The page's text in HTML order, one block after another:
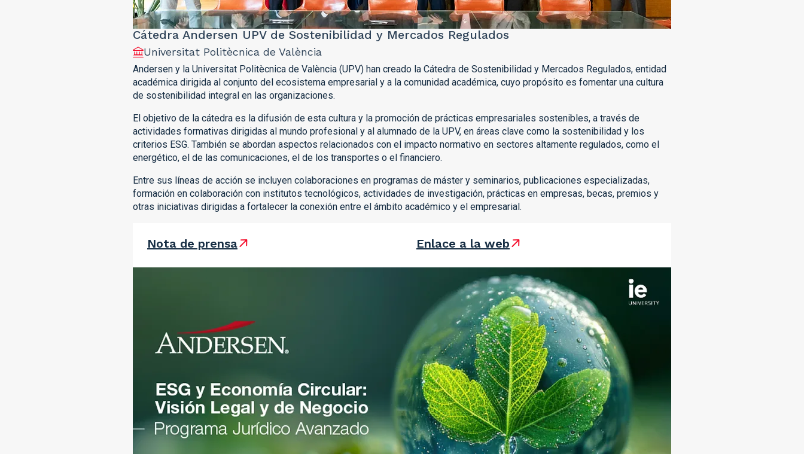
Cátedra Andersen UPV de Sostenibilidad y Mercados Regulados
Universitat Politècnica de València
Andersen y la Universitat Politècnica de València (UPV) han creado la Cátedra de Sostenibilidad y Mercados Regulados, entidad
académica dirigida al conjunto del ecosistema empresarial y a la comunidad académica, cuyo propósito es fomentar una cultura
de sostenibilidad integral en las organizaciones.
El objetivo de la cátedra es la difusión de esta cultura y la promoción de prácticas empresariales sostenibles, a través de
actividades formativas dirigidas al mundo profesional y al alumnado de la UPV, en áreas clave como la sostenibilidad y los
criterios ESG. También se abordan aspectos relacionados con el impacto normativo en sectores altamente regulados, como el
energético, el de las comunicaciones, el de los transportes o el financiero.
Entre sus líneas de acción se incluyen colaboraciones en programas de máster y seminarios, publicaciones especializadas,
formación en colaboración con institutos tecnológicos, actividades de investigación, prácticas en empresas, becas, premios y
otras iniciativas dirigidas a fortalecer la conexión entre el ámbito académico y el empresarial.
Nota de prensa Enlace a la web